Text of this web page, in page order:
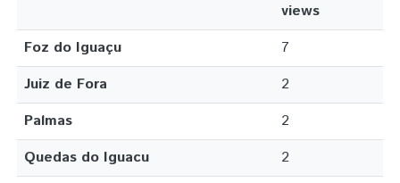
views
Foz do Iguaçu
7
Juiz de Fora
2
Palmas
2
Quedas do Iguacu
2